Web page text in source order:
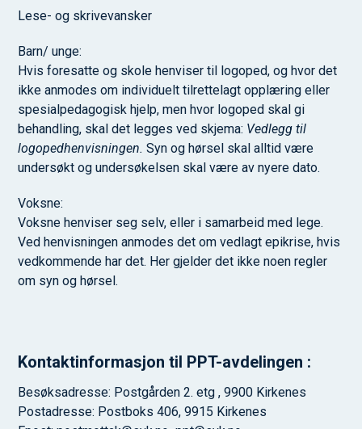
Lese- og skrivevansker
Barn/ unge:
Hvis foresatte og skole henviser til logoped, og hvor det
ikke anmodes om individuelt tilrettelagt opplæring eller
spesialpedagogisk hjelp, men hvor logoped skal gi
behandling, skal det legges ved skjema: Vedlegg til
logopedhenvisningen. Syn og hørsel skal alltid være
undersøkt og undersøkelsen skal være av nyere dato.
Voksne:
Voksne henviser seg selv, eller i samarbeid med lege.
Ved henvisningen anmodes det om vedlagt epikrise, hvis
vedkommende har det. Her gjelder det ikke noen regler
om syn og hørsel.
Kontaktinformasjon til PPT-avdelingen :
Besøksadresse: Postgården 2. etg , 9900 Kirkenes
Postadresse: Postboks 406, 9915 Kirkenes